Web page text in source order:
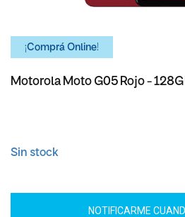
¡Comprá Online!
Motorola Moto G05 Rojo -
Sin stock
NOTIFICARME